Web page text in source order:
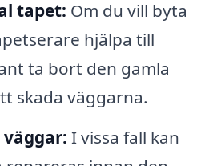
tapet: Om du vill byta
hjälpa till
ta bort den gamla
skada väggarna.
I vissa fall kan